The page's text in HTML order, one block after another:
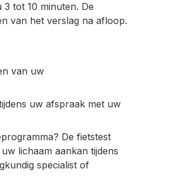
tot 10 minuten. De
van het verslag na afloop.
van uw
uw afspraak met uw
De fietstest
lichaam aankan tijdens
specialist of